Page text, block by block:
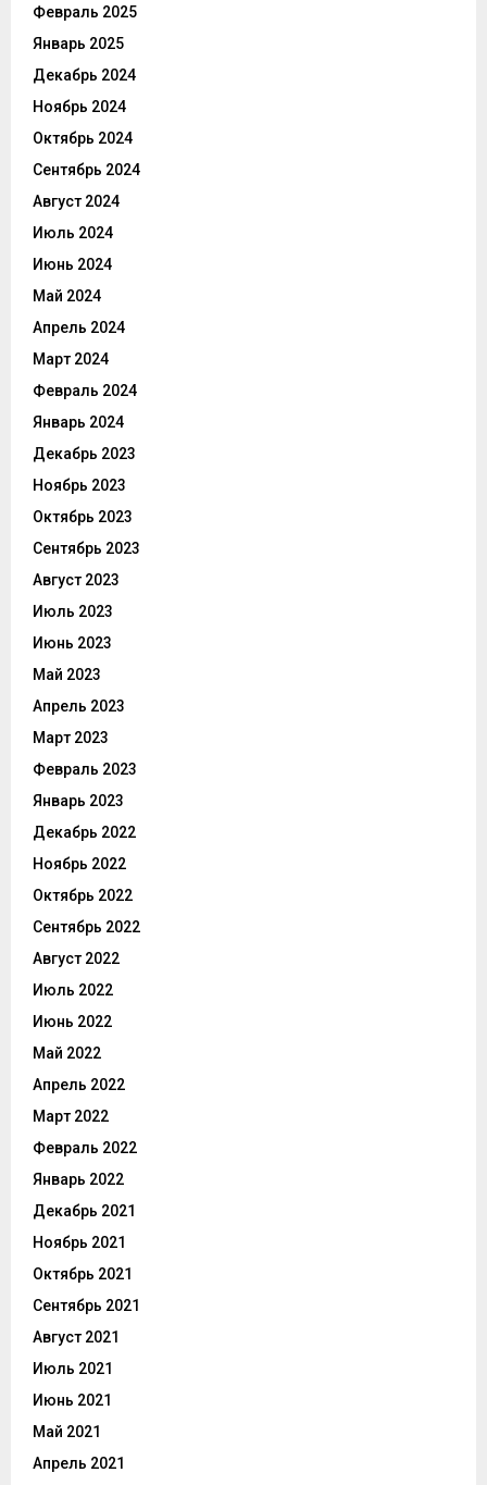
Февраль 2025
Январь 2025
Декабрь 2024
Ноябрь 2024
Октябрь 2024
Сентябрь 2024
Август 2024
Июль 2024
Июнь 2024
Май 2024
Апрель 2024
Март 2024
Февраль 2024
Январь 2024
Декабрь 2023
Ноябрь 2023
Октябрь 2023
Сентябрь 2023
Август 2023
Июль 2023
Июнь 2023
Май 2023
Апрель 2023
Март 2023
Февраль 2023
Январь 2023
Декабрь 2022
Ноябрь 2022
Октябрь 2022
Сентябрь 2022
Август 2022
Июль 2022
Июнь 2022
Май 2022
Апрель 2022
Март 2022
Февраль 2022
Январь 2022
Декабрь 2021
Ноябрь 2021
Октябрь 2021
Сентябрь 2021
Август 2021
Июль 2021
Июнь 2021
Май 2021
Апрель 2021